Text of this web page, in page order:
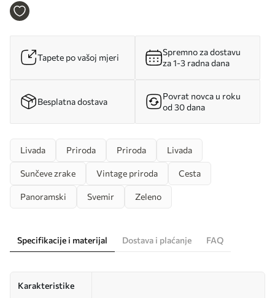
u96209
Tapete po vašoj mjeri
Spremno za dostavu
za 1-3 radna dana
Besplatna dostava
Povrat novca u roku
od 30 dana
Livada Priroda Priroda Livada
Sunčeve zrake Vintage priroda Cesta
Panoramski Svemir Zeleno
Specifikacije i materijal Dostava i plaćanje FAQ
Karakteristike